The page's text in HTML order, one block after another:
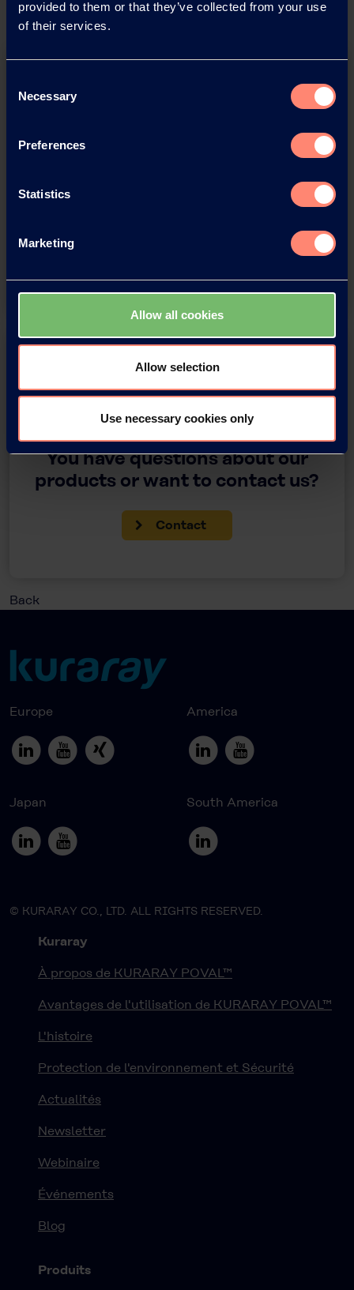
provided to them or that they’ve collected from your use
of their services.
Selection
Necessary
Preferences
Statistics
Marketing
Allow all cookies
Allow selection
Use necessary cookies only
You have questions about our
products or want to contact us?
Contact
Back
Europe America
Japan South America
© KURARAY CO., LTD. ALL RIGHTS RESERVED.
Kuraray
À propos de KURARAY POVAL™
Avantages de l'utilisation de KURARAY POVAL™
L'histoire
Protection de l'environnement et Sécurité
Actualités
Newsletter
Webinaire
Événements
Blog
Produits